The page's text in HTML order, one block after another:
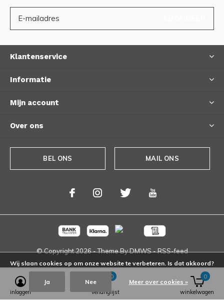
Klantenservice
Informatie
Mijn account
Over ons
BEL ONS MAIL ONS
© Copyright2026- Theme ByDMWS-RSS-feed
inloggen verlanglijst
0
winkelwagen
0
Wij slaan cookies op om onze website te verbeteren. Is dat akkoord?
Ja Nee Meer over cookies »